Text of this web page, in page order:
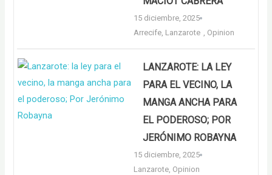
15 diciembre, 2025
Arrecife Lanzarote Opinion
LANZAROTE: LA LEY
PARA EL VECINO, LA
MANGA ANCHA PARA
EL PODEROSO; POR
JERÓNIMO ROBAYNA
15 diciembre, 2025
Lanzarote Opinion